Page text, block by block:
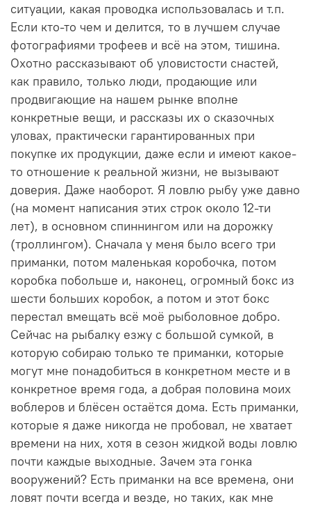
ситуации, какая проводка использовалась и т.п.
Если кто-то чем и делится, то в лучшем случае
фотографиями трофеев и всё на этом, тишина.
Охотно рассказывают об уловистости снастей,
как правило, только люди, продающие или
продвигающие на нашем рынке вполне
конкретные вещи, и рассказы их о сказочных
уловах, практически гарантированных при
покупке их продукции, даже если и имеют какое-
то отношение к реальной жизни, не вызывают
доверия. Даже наоборот. Я ловлю рыбу уже давно
(на момент написания этих строк около 12-ти
лет), в основном спиннингом или на дорожку
(троллингом). Сначала у меня было всего три
приманки, потом маленькая коробочка, потом
коробка побольше и, наконец, огромный бокс из
шести больших коробок, а потом и этот бокс
перестал вмещать всё моё рыболовное добро.
Сейчас на рыбалку езжу с большой сумкой, в
которую собираю только те приманки, которые
могут мне понадобиться в конкретном месте и в
конкретное время года, а добрая половина моих
воблеров и блёсен остаётся дома. Есть приманки,
которые я даже никогда не пробовал, не хватает
времени на них, хотя в сезон жидкой воды ловлю
почти каждые выходные. Зачем эта гонка
вооружений? Есть приманки на все времена, они
ловят почти всегда и везде, но таких, как мне